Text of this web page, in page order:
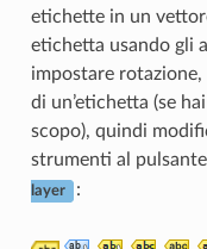
etichette in un
etichetta usando gli
impostare
di un’etichetta (se
scopo), quindi
strumenti al
layer :